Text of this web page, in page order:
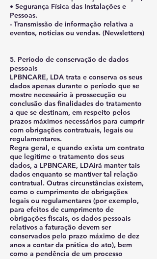
• Segurança Física das Instalações e
Pessoas.
- Transmissão de informação relativa a
eventos, noticias ou vendas. (Newsletters)
5. Período de conservação de dados
pessoais
LPBNCARE, LDA trata e conserva os seus
dados apenas durante o período que se
mostre necessário à prossecução ou
conclusão das finalidades do tratamento
a que se destinam, em respeito pelos
prazos máximos necessários para cumprir
com obrigações contratuais, legais ou
regulamentares.
Regra geral, e quando exista um contrato
que legitime o tratamento dos seus
dados, a LPBNCARE, LDAirá manter tais
dados enquanto se mantiver tal relação
contratual. Outras circunstâncias existem,
como o cumprimento de obrigações
legais ou regulamentares (por exemplo,
para efeitos de cumprimento de
obrigações fiscais, os dados pessoais
relativos a faturação devem ser
conservados pelo prazo máximo de dez
anos a contar da prática do ato), bem
como a pendência de um processo